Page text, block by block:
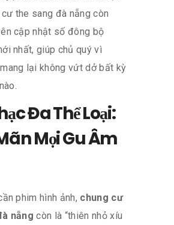
the sang đà nẵng còn
cập nhật số đông bộ
nhất, giúp chủ quý vì
lại không vứt dở bất kỳ
Đa Thể Loại:
Mọi Gu Âm
phim hình ảnh, chung cư
nẵng còn là “thiên nhỏ xíu